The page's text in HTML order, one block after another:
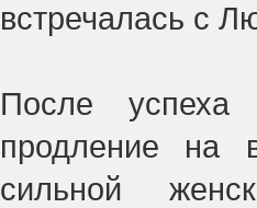
встречалась с
После
продление на
сильной